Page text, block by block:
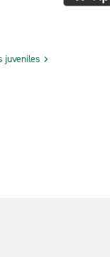
juveniles